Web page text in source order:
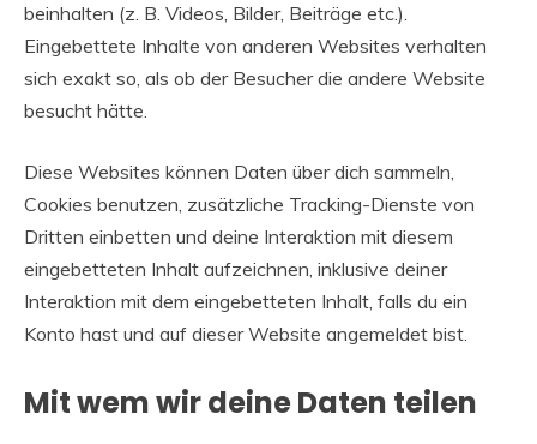
beinhalten (z. B. Videos, Bilder, Beiträge etc.).
Eingebettete Inhalte von anderen Websites verhalten
sich exakt so, als ob der Besucher die andere Website
besucht hätte.
Diese Websites können Daten über dich sammeln,
Cookies benutzen, zusätzliche Tracking-Dienste von
Dritten einbetten und deine Interaktion mit diesem
eingebetteten Inhalt aufzeichnen, inklusive deiner
Interaktion mit dem eingebetteten Inhalt, falls du ein
Konto hast und auf dieser Website angemeldet bist.
Mit wem wir deine Daten teilen